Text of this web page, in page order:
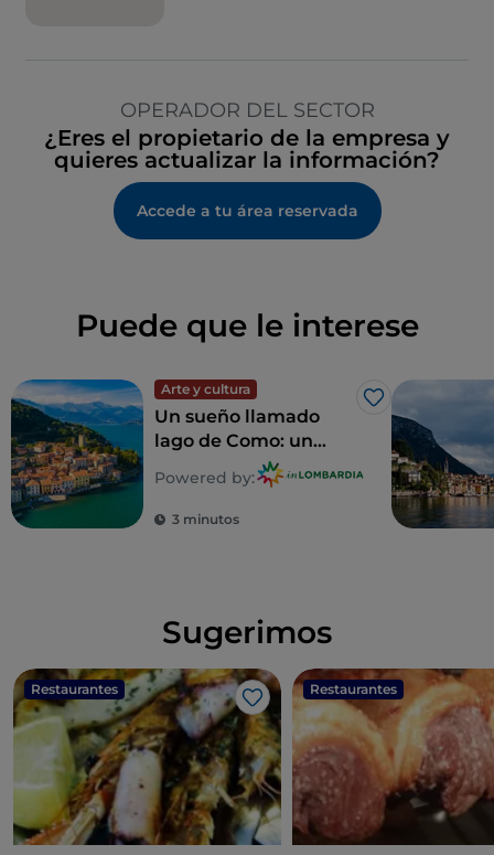
OPERADOR DEL SECTOR
¿Eres el propietario de la empresa y
quieres actualizar la información?
Accede a tu área reservada
Puede que le interese
Arte y cultura
Me gusta
Un sueño llamado
lago de Como: un
recorrido para
descubrir 5 villas
inolvidables
Powered by:
3 minutos
Sugerimos
Restaurantes
Me gusta
Restaurantes